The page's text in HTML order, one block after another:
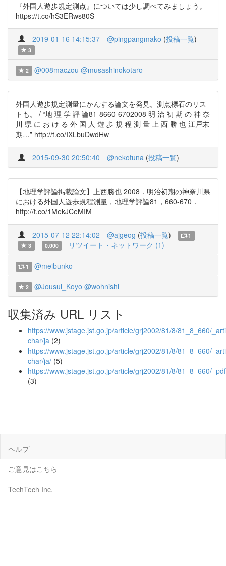
『外国人遊歩規定測点』については少し調べてみましょう。
https://t.co/hS3ERws80S
2019-01-16 14:15:37 @pingpangmako (投稿一覧)
3
2 @008maczou @musashinokotaro
外国人遊歩規定測量にかんする論文を発見。測点標石のリス
トも。 / “地 理 学 評 論81-8660-6702008 明 治 初 期 の 神 奈
川 県 に お け る 外 国 人 遊 歩 規 程 測 量 上 西 勝 也 江戸末
期…” http://t.co/IXLbuDwdHw
2015-09-30 20:50:40 @nekotuna (投稿一覧)
【地理学評論掲載論文】上西勝也 2008．明治初期の神奈川県
における外国人遊歩規程測量，地理学評論81，660-670．
http://t.co/1MekJCeMIM
2015-07-12 22:14:02 @ajgeog (投稿一覧)
1
3
0.000 リツイート・ネットワーク (1)
1 @meibunko
2 @Jousui_Koyo @wohnishi
収集済み URL リスト
https://www.jstage.jst.go.jp/article/grj2002/81/8/81_8_660/
char/ja (2)
https://www.jstage.jst.go.jp/article/grj2002/81/8/81_8_660/
char/ja/ (5)
https://www.jstage.jst.go.jp/article/grj2002/81/8/81_8_660/_pdf
(3)
ヘルプ
ご意見はこちら
TechTech Inc.